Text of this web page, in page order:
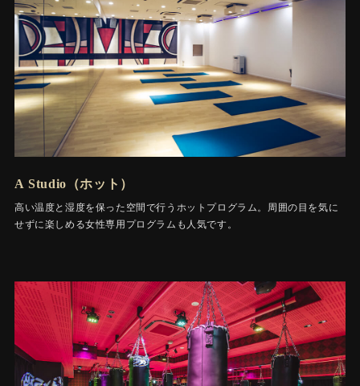
A Studio（ホット）
高い温度と湿度を保った空間で行うホットプログラム。周囲の目を気に
せずに楽しめる女性専用プログラムも人気です。